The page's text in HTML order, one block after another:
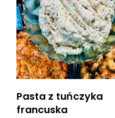
Dodaj do koszyka
Pasta z tuńczyka
francuska